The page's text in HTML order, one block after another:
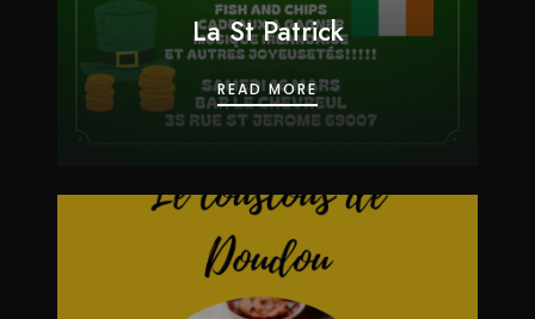
La St Patrick
READ MORELA ST PATRICK